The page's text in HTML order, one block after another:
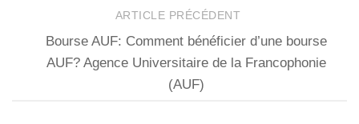
ARTICLE PRÉCÉDENT
Bourse AUF: Comment bénéficier d’une bourse
AUF? Agence Universitaire de la Francophonie
(AUF)